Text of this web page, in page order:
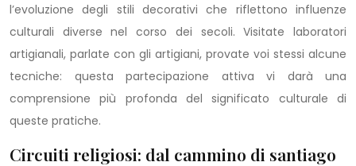
l’evoluzione degli stili decorativi che riflettono influenze
culturali diverse nel corso dei secoli. Visitate laboratori
artigianali, parlate con gli artigiani, provate voi stessi alcune
tecniche: questa partecipazione attiva vi darà una
comprensione più profonda del significato culturale di
queste pratiche.
Circuiti religiosi: dal cammino di santiago